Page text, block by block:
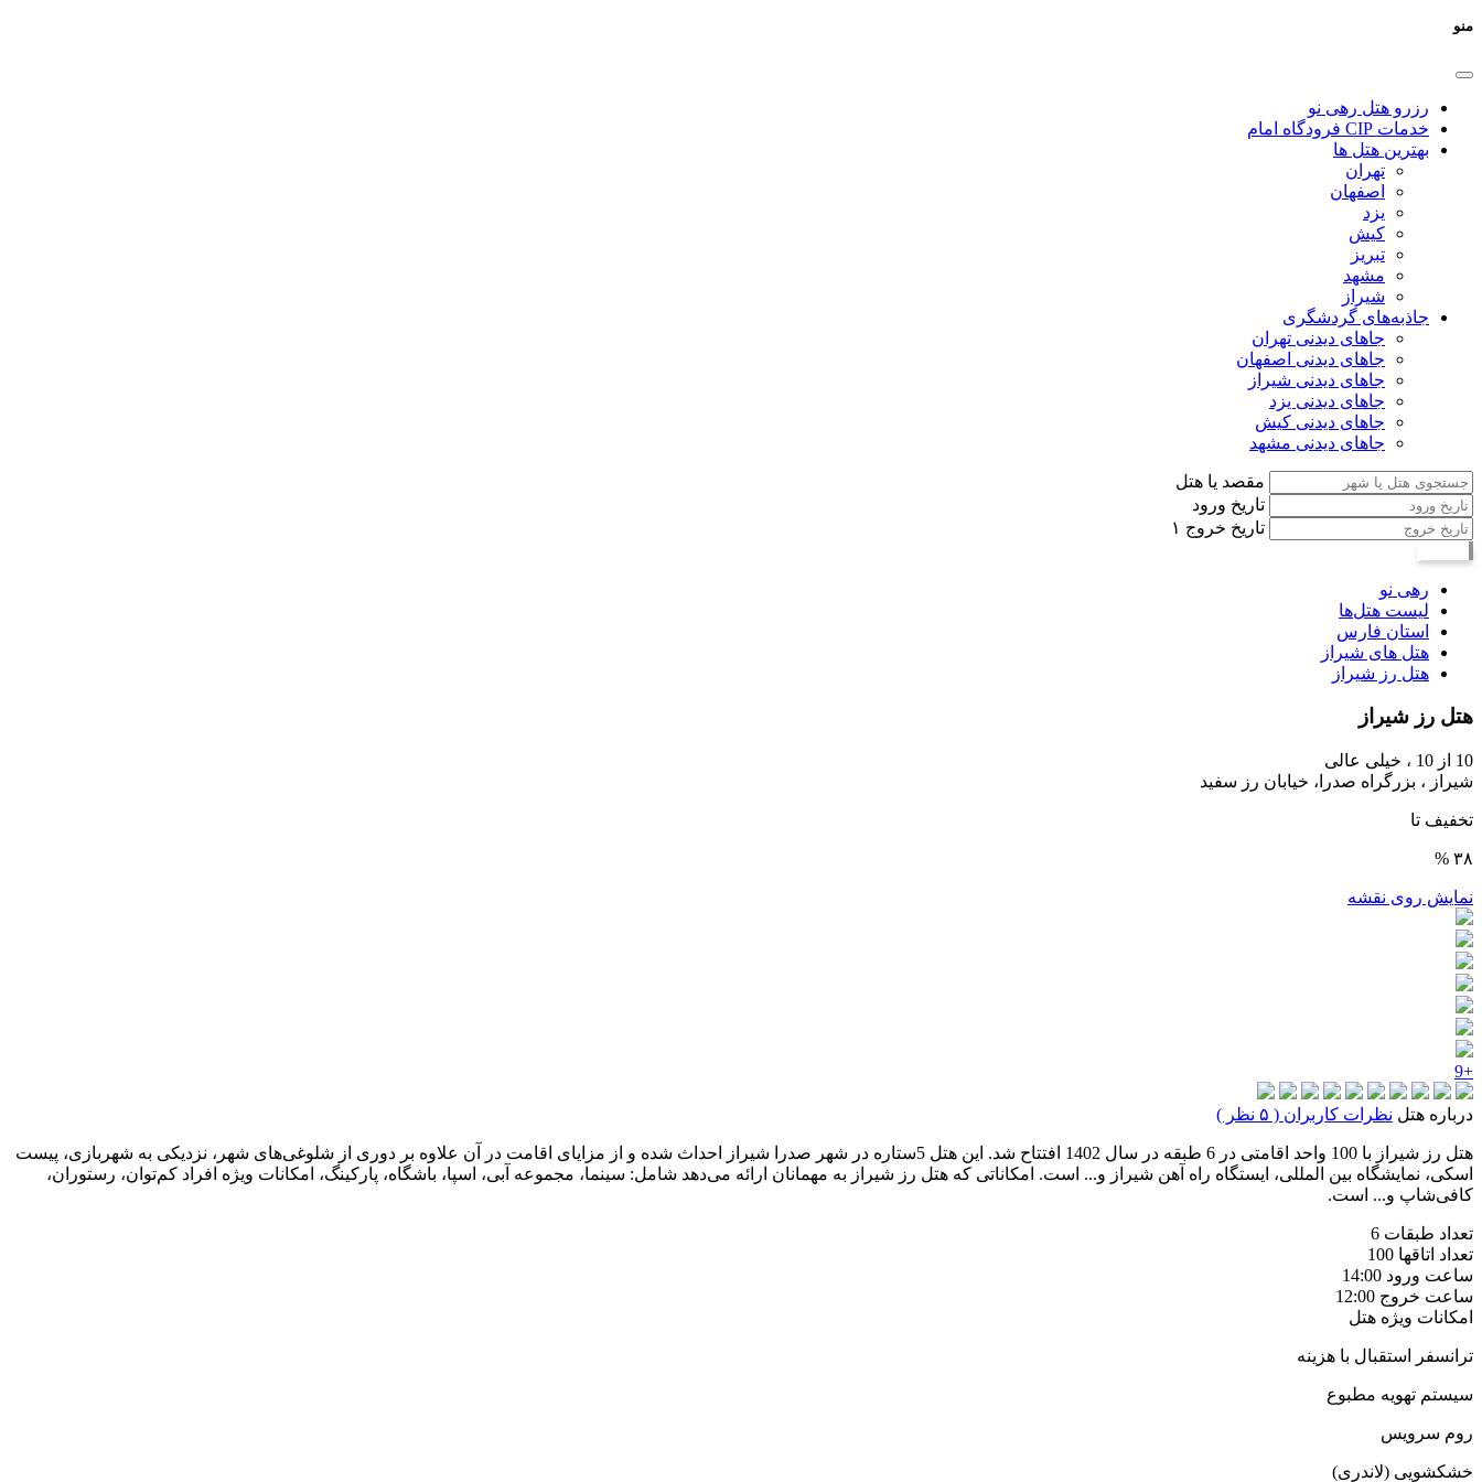
منو
رزرو هتل رهی نو
خدمات CIP فرودگاه امام
بهترین هتل ها
تهران
اصفهان
یزد
کیش
تبریز
مشهد
شیراز
جاذبه‌های گردشگری
جاهای دیدنی تهران
جاهای دیدنی اصفهان
جاهای دیدنی شیراز
جاهای دیدنی یزد
جاهای دیدنی کیش
جاهای دیدنی مشهد
مقصد یا هتل
تاریخ ورود
تاریخ خروج ۱
رهی نو
لیست هتل‌ها
استان فارس
هتل های شیراز
هتل رز شیراز
هتل رز شیراز
10 از 10 ،
خیلی عالی
شیراز ، بزرگراه صدرا، خیابان رز سفید
تخفیف تا
۳۸ %
نمایش روی نقشه
+9
درباره هتل نظرات کاربران ( ۵ نظر )
هتل رز شیراز با 100 واحد اقامتی در 6 طبقه در سال 1402 افتتاح شد. این هتل 5ستاره در شهر صدرا شیراز احداث شده و از مزایای اقامت در آن علاوه بر دوری از شلوغی‌های شهر، نزدیکی به شهربازی، پیست
اسکی، نمایشگاه بین المللی، ایستگاه راه آهن شیراز و... است. امکاناتی که هتل رز شیراز به مهمانان ارائه می‌دهد شامل: سینما، مجموعه آبی، اسپا، باشگاه، پارکینگ، امکانات ویژه افراد کم‌توان، رستوران،
کافی‌شاپ و... است.
تعداد طبقات 6
تعداد اتاقها 100
ساعت ورود 14:00
ساعت خروج 12:00
امکانات ویژه هتل
ترانسفر استقبال با هزینه
سیستم تهویه مطبوع
روم سرویس
خشکشویی (لاندری)